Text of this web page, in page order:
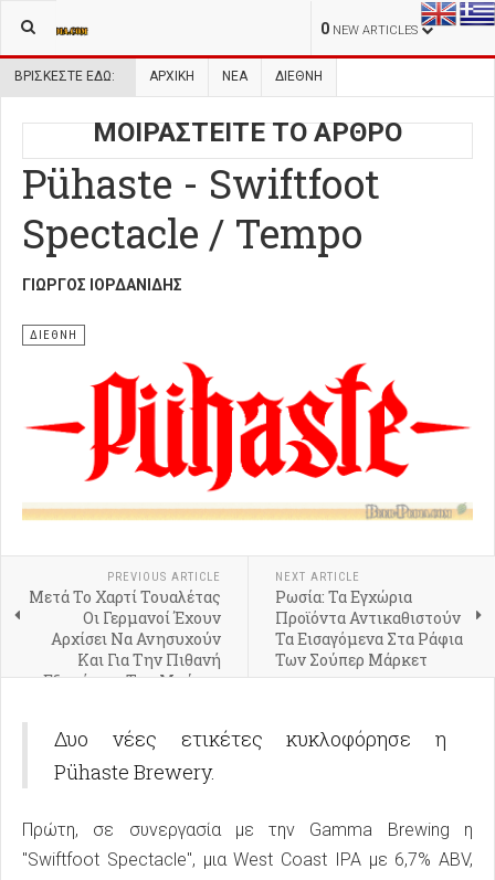
0 NEW ARTICLES
ΒΡΊΣΚΕΣΤΕ ΕΔΏ: ΑΡΧΙΚΉ ΝΕΑ ΔΙΕΘΝΗ
ΜΟΙΡΑΣΤΕΙΤΕ ΤΟ ΑΡΘΡΟ
Pühaste - Swiftfoot
Spectacle / Tempo
ΓΙΏΡΓΟΣ ΙΟΡΔΑΝΊΔΗΣ
ΔΙΕΘΝΗ
PREVIOUS ARTICLE
Μετά Το Χαρτί Τουαλέτας
Οι Γερμανοί Έχουν
Αρχίσει Να Ανησυχούν
Και Για Την Πιθανή
Εξαφάνιση Της Μπύρας
NEXT ARTICLE
Ρωσία: Τα Εγχώρια
Προϊόντα Αντικαθιστούν
Τα Εισαγόμενα Στα Ράφια
Των Σούπερ Μάρκετ
Δυο νέες ετικέτες κυκλοφόρησε η
Pühaste Brewery.
Πρώτη, σε συνεργασία με την Gamma Brewing η
"Swiftfoot Spectacle", μια West Coast IPA με 6,7% ABV,